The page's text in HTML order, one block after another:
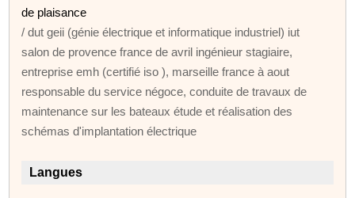
de plaisance
/ dut geii (génie électrique et informatique industriel) iut
salon de provence france de avril ingénieur stagiaire,
entreprise emh (certifié iso ), marseille france à aout
responsable du service négoce, conduite de travaux de
maintenance sur les bateaux étude et réalisation des
schémas d'implantation électrique
Langues